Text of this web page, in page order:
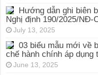
Hướng dẫn ghi biên
Nghị định 190/2025/NĐ-
July 13, 2025
03 biểu mẫu mới về
chế hành chính áp dụng
June 13, 2025